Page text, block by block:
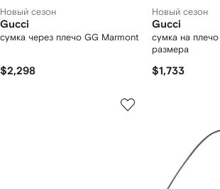
Новый сезон
Gucci
сумка через плечо GG Marmont
$2,298
Новый сезон
Gucci
сумка на
размера
$1,733